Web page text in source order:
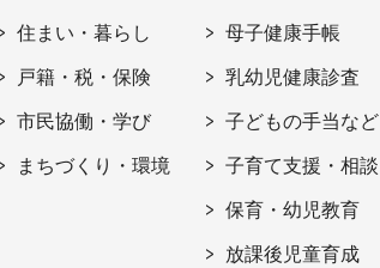
住まい・暮らし
戸籍・税・保険
市民協働・学び
まちづくり・環境
母子健康手帳
乳幼児健康診査
子どもの手当など
子育て支援・相談
保育・幼児教育
放課後児童育成